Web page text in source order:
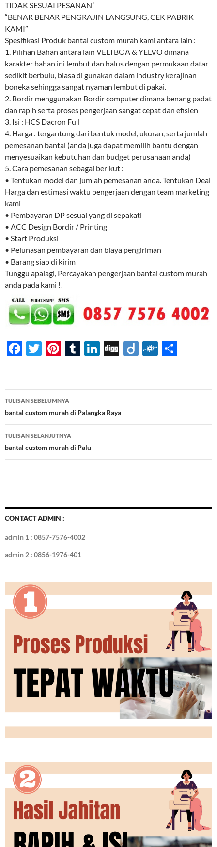
TIDAK SESUAI PESANAN”
“BENAR BENAR PENGRAJIN LANGSUNG, CEK PABRIK
KAMI”
Spesifikasi Produk bantal custom murah kami antara lain :
1. Pilihan Bahan antara lain VELTBOA & YELVO dimana
karakter bahan ini lembut dan halus dengan permukaan datar
sedikit berbulu, biasa di gunakan dalam industry kerajinan
boneka sehingga sangat nyaman lembut di pakai.
2. Bordir menggunakan Bordir computer dimana benang padat
dan rapih serta proses pengerjaan sangat cepat dan efisien
3. Isi : HCS Dacron Full
4. Harga : tergantung dari bentuk model, ukuran, serta jumlah
pemesanan bantal (anda juga dapat memilih bantu dengan
menyesuaikan kebutuhan dan budget perusahaan anda)
5. Cara pemesanan sebagai berikut :
• Tentukan model dan jumlah pemesanan anda. Tentukan Deal
Harga dan estimasi waktu pengerjaan dengan team marketing
kami
• Pembayaran DP sesuai yang di sepakati
• ACC Design Bordir / Printing
• Start Produksi
• Pelunasan pembayaran dan biaya pengiriman
• Barang siap di kirim
Tunggu apalagi, Percayakan pengerjaan bantal custom murah
anda pada kami !!
F
b
o
o
k
T
er
Pi
es
t
T
bl
r
Li
e
dI
n
Di Di F
d e
Navigasi
Tulisan
TULISAN SEBELUMNYA
bantal custom murah di Palangka Raya
TULISAN SELANJUTNYA
bantal custom murah di Palu
CONTACT ADMIN :
admin 1 : 0857-7576-4002
admin 2 : 0856-1976-401